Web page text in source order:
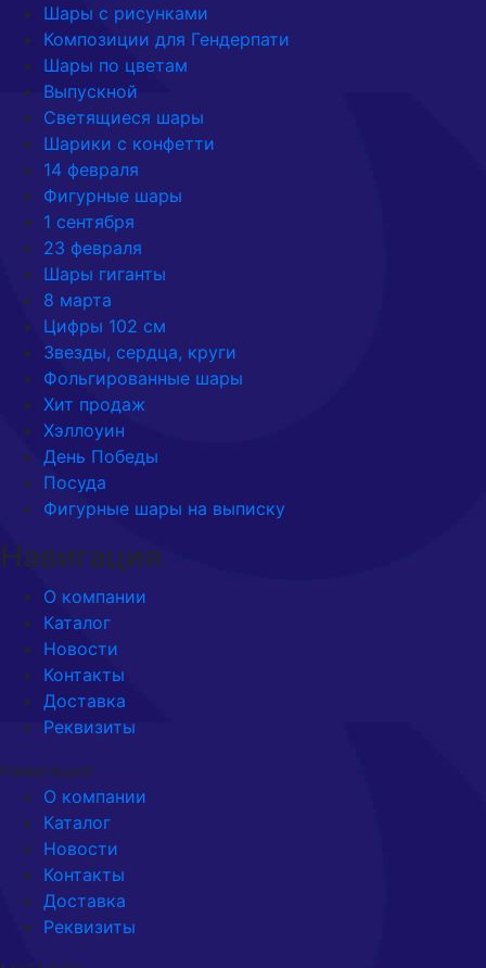
Шары с рисунками
Композиции для Гендерпати
Шары по цветам
Выпускной
Светящиеся шары
Шарики с конфетти
14 февраля
Фигурные шары
1 сентября
23 февраля
Шары гиганты
8 марта
Цифры 102 см
Звезды, сердца, круги
Фольгированные шары
Хит продаж
Хэллоуин
День Победы
Посуда
Фигурные шары на выписку
Навигация
О компании
Каталог
Новости
Контакты
Доставка
Реквизиты
Навигация
О компании
Каталог
Новости
Контакты
Доставка
Реквизиты